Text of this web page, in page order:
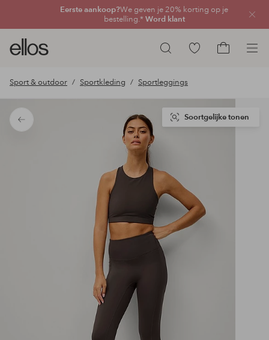
Eerste aankoop?We geven je 20% korting op je
bestelling.* Word klant
Zoeken
Ellos
logo
ga
naar
de
voorpagina
Ga
producten
Sport & outdoor Sportkleding Sportleggings
Terug
Soortgelijke tonen